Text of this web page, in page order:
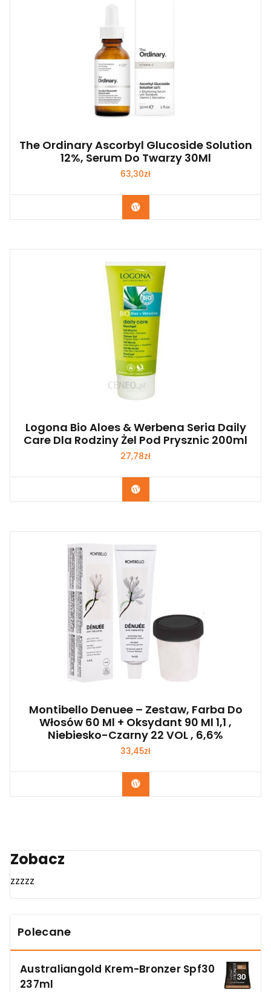
The Ordinary Ascorbyl Glucoside Solution
12%, Serum Do Twarzy 30Ml
63,30zł
Zobacz
Logona Bio Aloes & Werbena Seria Daily
Care Dla Rodziny Żel Pod Prysznic 200ml
27,78zł
Zobacz
Montibello Denuee – Zestaw, Farba Do
Włosów 60 Ml + Oksydant 90 Ml 1,1 ,
Niebiesko-Czarny 22 VOL , 6,6%
33,45zł
Zobacz
Zobacz
zzzzz
Polecane
Australiangold Krem-Bronzer Spf30
237ml